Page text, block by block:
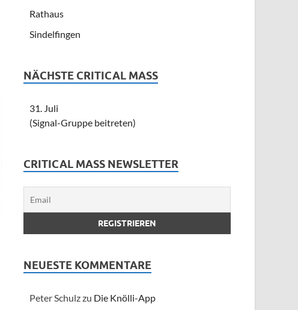
Rathaus
Sindelfingen
NÄCHSTE CRITICAL MASS
31. Juli
(Signal-Gruppe beitreten)
CRITICAL MASS NEWSLETTER
NEUESTE KOMMENTARE
Peter Schulzzu Die Knölli-App